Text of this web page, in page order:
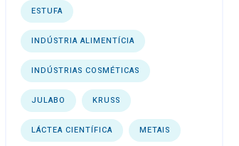
ESTUFA
INDÚSTRIA ALIMENTÍCIA
INDÚSTRIAS COSMÉTICAS
JULABO KRUSS
LÁCTEA CIENTÍFICA METAIS